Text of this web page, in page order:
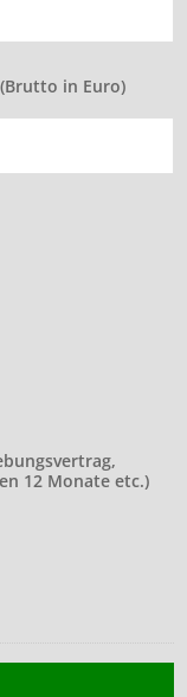
in Euro)
12 Monate etc.)